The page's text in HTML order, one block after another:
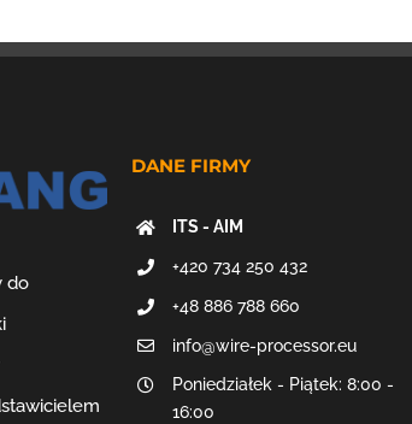
do
DANE FIRMY
ITS - AIM
+420 734 250 432
+48 886 788 660
info@wire-processor.eu
Poniedziałek - Piątek: 8:00 -
16:00